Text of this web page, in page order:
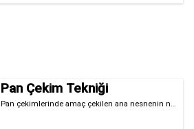
Pan Çekim Tekniği
Pan çekimlerinde amaç çekilen ana nesnenin n…